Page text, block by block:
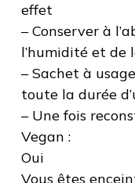
effet
– Conserver à
l’humidité et de
– Sachet à
toute la durée
– Une fois
Vegan :
Oui
Vous êtes